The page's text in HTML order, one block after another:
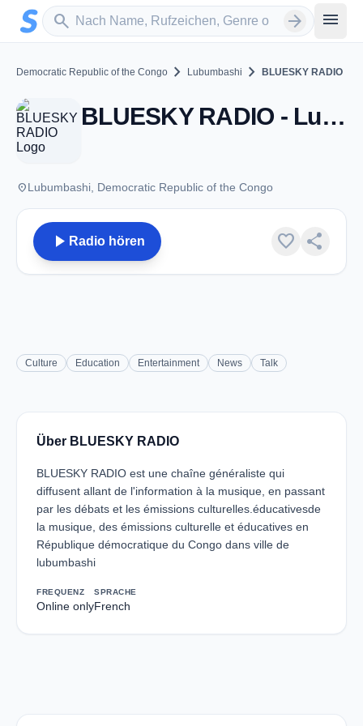
Zum Hauptinhalt springen
search
Sender suchen arrow_forward menu
Democratic Republic of the Congo chevron_right Lubumbashi chevron_right BLUESKY RADIO
BLUESKY RADIO - Lubumbashi
placeLubumbashi, Democratic Republic of the Congo
play_arrow Radio hören favorite share
Culture Education Entertainment News Talk
Über BLUESKY RADIO
BLUESKY RADIO est une chaîne généraliste qui
diffusent allant de l'information à la musique, en passant
par les débats et les émissions culturelles.éducativesde
la musique, des émissions culturelle et éducatives en
République démocratique du Congo dans ville de
lubumbashi
FREQUENZ
Online only
SPRACHE
French